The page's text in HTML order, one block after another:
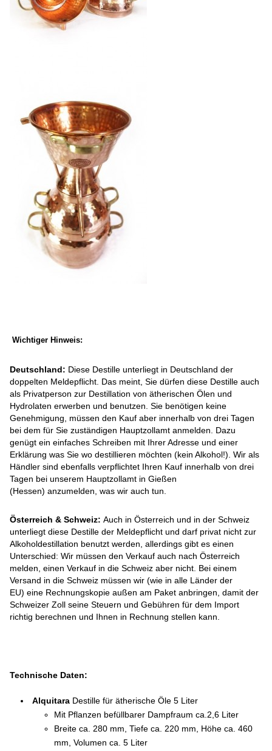
Wichtiger Hinweis:
Deutschland: Diese Destille unterliegt in Deutschland der
doppelten Meldepflicht. Das meint, Sie dürfen diese Destille auch
als Privatperson zur Destillation von ätherischen Ölen und
Hydrolaten erwerben und benutzen. Sie benötigen keine
Genehmigung, müssen den Kauf aber innerhalb von drei Tagen
bei dem für Sie zuständigen Hauptzollamt anmelden. Dazu
genügt ein einfaches Schreiben mit Ihrer Adresse und einer
Erklärung was Sie wo destillieren möchten (kein Alkohol!). Wir als
Händler sind ebenfalls verpflichtet Ihren Kauf innerhalb von drei
Tagen bei unserem Hauptzollamt in Gießen
(Hessen) anzumelden, was wir auch tun.
Österreich & Schweiz:Auch in Österreich und in der Schweiz
unterliegt diese Destille der Meldepflicht und darf privat nicht zur
Alkoholdestillation benutzt werden, allerdings gibt es einen
Unterschied: Wir müssen den Verkauf auch nach Österreich
melden, einen Verkauf in die Schweiz aber nicht. Bei einem
Versand in die Schweiz müssen wir (wie in alle Länder der
EU) eine Rechnungskopie außen am Paket anbringen, damit der
Schweizer Zoll seine Steuern und Gebühren für dem Import
richtig berechnen und Ihnen in Rechnung stellen kann.
Technische Daten:
Alquitara Destille für ätherische Öle 5 Liter
Mit Pflanzen befüllbarer Dampfraum ca.2,6 Liter
Breite ca. 280 mm, Tiefe ca. 220 mm, Höhe ca. 460
mm, Volumen ca. 5 Liter